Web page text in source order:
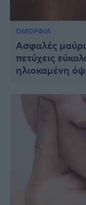
ΟΜΟΡΦΙΑ
Ασφαλές
πετύχεις
ηλιοκαμένη